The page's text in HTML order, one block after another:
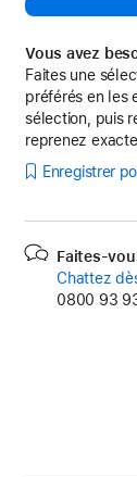
Vous avez
Faites une
préférés en les
sélection, puis
reprenez
Enregistrer
Faites-
Chattez
0800 93